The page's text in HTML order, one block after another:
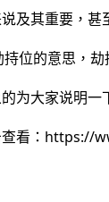
及其重要，甚
位的意思，
为大家说明一
查看：https://